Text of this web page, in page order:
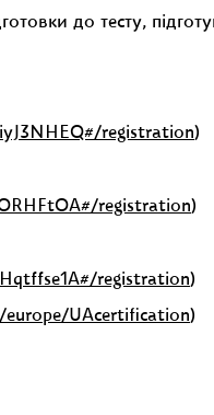
до тесту,
registration)
registration)
registration)
europe/UAcertification)